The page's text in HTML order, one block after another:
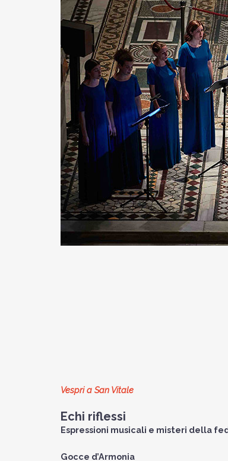
Vespri a San Vitale
Echi riflessi
Espressioni musicali e misteri della
Gocce d’Armonia